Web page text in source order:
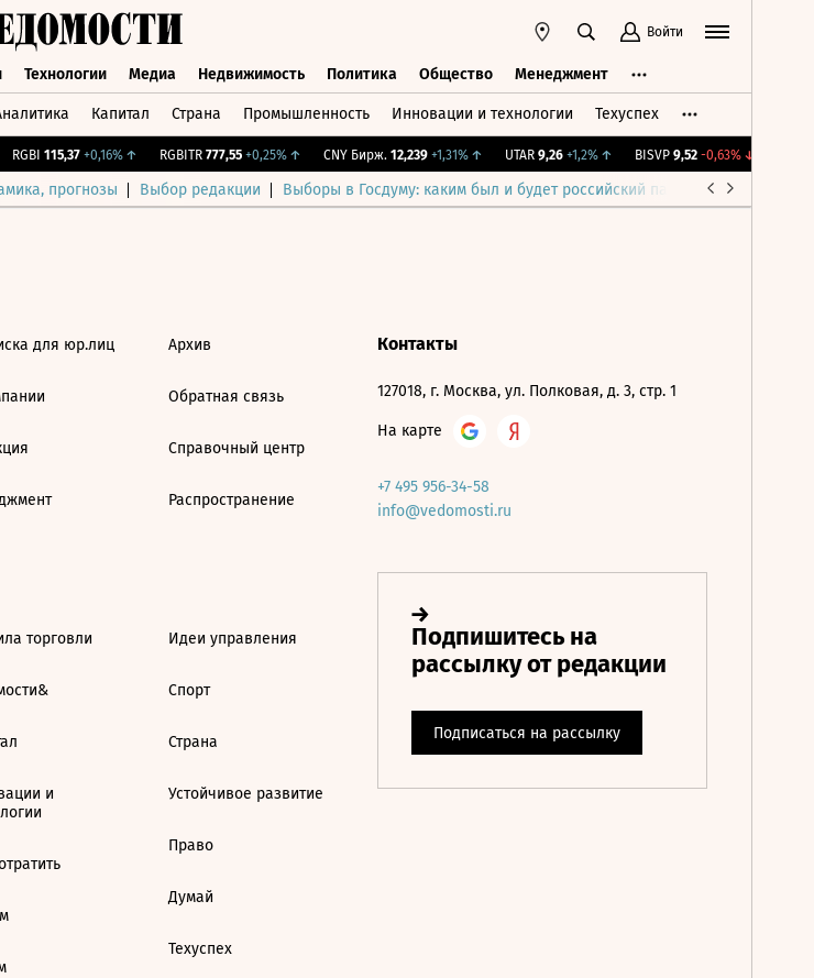
Войти
Технологии Медиа Недвижимость Политика Общество Менеджмент
Капитал Страна Промышленность Инновации и технологии Техуспех
RGBI 115,37 +0,16%↑ RGBITR 777,55 +0,25%↑ CNY Бирж. 12,239 +1,31%↑ UTAR 9,26 +1,2%↑ BISVP 9,52 -0,63%↓
прогнозы Выбор редакции Выборы в Госдуму: каким был и будет российский парламент
для юр.лиц Архив
Обратная связь
Справочный центр
Распространение
торговли
и
Идеи управления
Спорт
Страна
Устойчивое развитие
Право
Думай
Техуспех
Контакты
127018, г. Москва, ул. Полковая, д. 3, стр. 1
На карте
+7 495 956-34-58
info@vedomosti.ru